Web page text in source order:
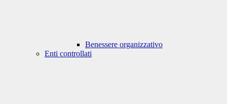
Benessere organizzativo
Enti controllati